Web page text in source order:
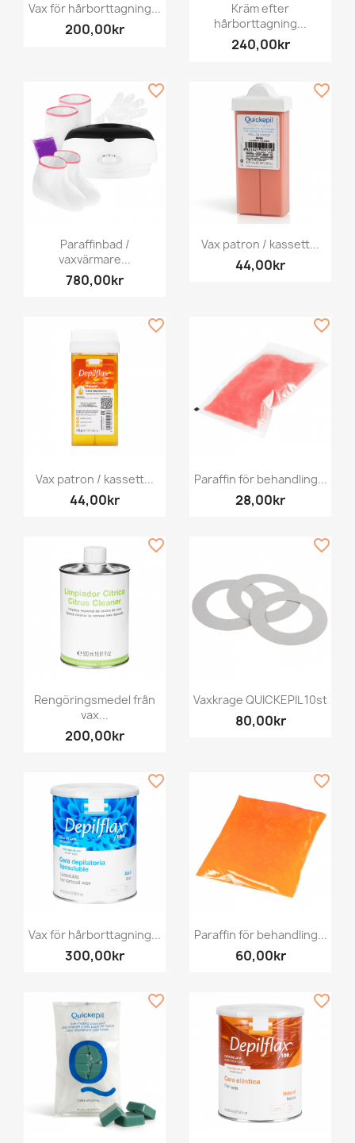
Vax för hårborttagning...
200,00kr
Kräm efter
hårborttagning...
240,00kr
Paraffinbad /
vaxvärmare...
780,00kr
favorite_border
Vax patron / kassett...
44,00kr
favorite_border
Vax patron / kassett...
44,00kr
favorite_border
Paraffin för behandling...
28,00kr
favorite_border
Rengöringsmedel från
vax...
200,00kr
favorite_border
Vaxkrage QUICKEPIL 10st
80,00kr
favorite_border
Vax för hårborttagning...
300,00kr
favorite_border
Paraffin för behandling...
60,00kr
favorite_border
favorite_border favorite_border